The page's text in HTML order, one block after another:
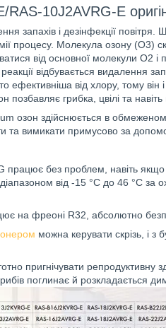
10J2AVRG-E
запахів і дезінфекції
процесу. Молекула озону (O3)
від основної молекули О2 і
відбувається видалення
ефективніша від хлору, тому
грибка, цвілі та навіть
озон здійснюється в
вимикати примусово за
без проблем, навіть
від -15 °C до 46 °C за
на фреоні R32, абсолютно
можна керувати скрізь, і з
пригнічувати репродуктивну
поглинає й розкладається